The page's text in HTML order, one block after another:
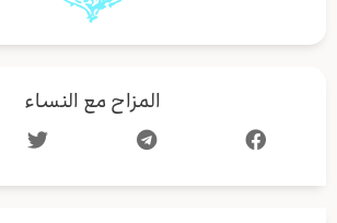
المزاح مع النساء